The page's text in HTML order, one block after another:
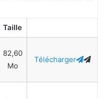
Taille
82,60
Mo
Télécharger